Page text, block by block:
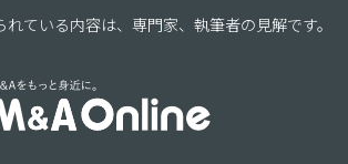
ている内容は、専門家、執筆者の見解です。